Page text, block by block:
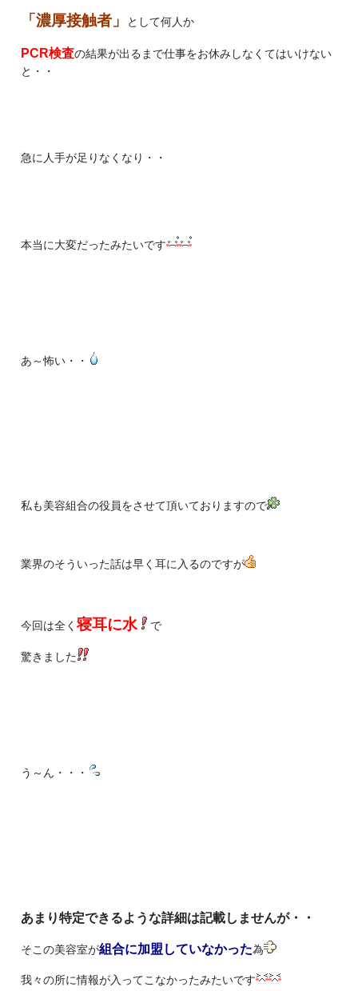
「濃厚接触者」 として何人か
PCR検査の結果が出るまで仕事をお休みしなくてはいけない
と・・
急に人手が足りなくなり・・
本当に大変だったみたいです
あ～怖い・・
私も美容組合の役員をさせて頂いておりますので
業界のそういった話は早く耳に入るのですが
今回は全く寝耳に水 で
驚きました
う～ん・・・
あまり特定できるような詳細は記載しませんが・・
そこの美容室が組合に加盟していなかった為
我々の所に情報が入ってこなかったみたいです